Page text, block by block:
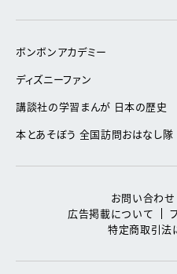
ボンボンアカデミー
ディズニーファン
講談社の学習まんが 日本の歴史
本とあそぼう 全国訪問おはなし隊
お問い合わせ
広告掲載について
特定商取引法